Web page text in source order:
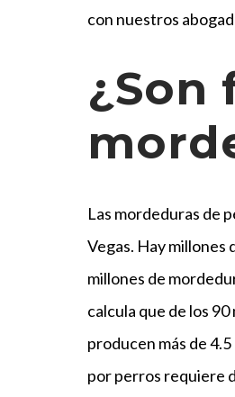
con nuestros
¿Son
Las mordeduras de
Vegas. Hay millones
millones de
calcula que de los
producen más de
por perros requiere